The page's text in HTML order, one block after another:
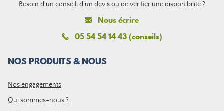
Besoin d'un conseil, d'un devis ou de vérifier une disponibilité ?
Nous écrire
05 54 54 14 43 (conseils)
NOS PRODUITS & NOUS
Nos engagements
Qui sommes-nous ?